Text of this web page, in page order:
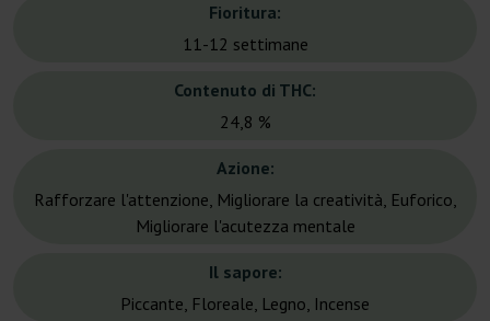
Fioritura:
11-12 settimane
Contenuto di THC:
24,8 %
Azione:
Rafforzare l'attenzione, Migliorare la creatività, Euforico,
Migliorare l'acutezza mentale
Il sapore:
Piccante, Floreale, Legno, Incense